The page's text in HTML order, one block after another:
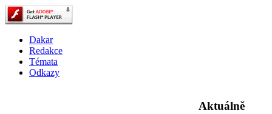
Dakar
Redakce
Témata
Odkazy
Aktuálně